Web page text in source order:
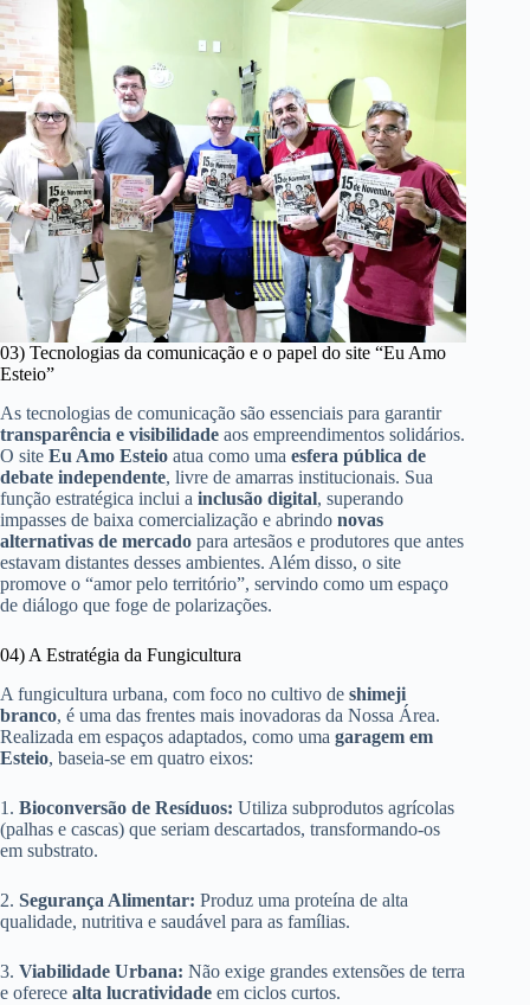
03) Tecnologias da comunicação e o papel do site “Eu Amo
Esteio”
As tecnologias de comunicação são essenciais para garantir
transparência e visibilidade aos empreendimentos solidários.
O site Eu Amo Esteio atua como uma esfera pública de
debate independente, livre de amarras institucionais. Sua
função estratégica inclui a inclusão digital, superando
impasses de baixa comercialização e abrindo novas
alternativas de mercado para artesãos e produtores que antes
estavam distantes desses ambientes. Além disso, o site
promove o “amor pelo território”, servindo como um espaço
de diálogo que foge de polarizações.
04) A Estratégia da Fungicultura
A fungicultura urbana, com foco no cultivo de shimeji
branco, é uma das frentes mais inovadoras da Nossa Área.
Realizada em espaços adaptados, como uma garagem em
Esteio, baseia-se em quatro eixos:
1. Bioconversão de Resíduos: Utiliza subprodutos agrícolas
(palhas e cascas) que seriam descartados, transformando-os
em substrato.
2. Segurança Alimentar: Produz uma proteína de alta
qualidade, nutritiva e saudável para as famílias.
3. Viabilidade Urbana: Não exige grandes extensões de terra
e oferece alta lucratividade em ciclos curtos.